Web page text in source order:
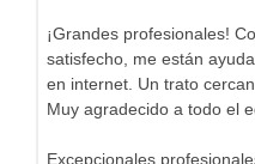
¡Grandes profesionales!
satisfecho, me están
en internet. Un trato
Muy agradecido a todo el
Excepcionales